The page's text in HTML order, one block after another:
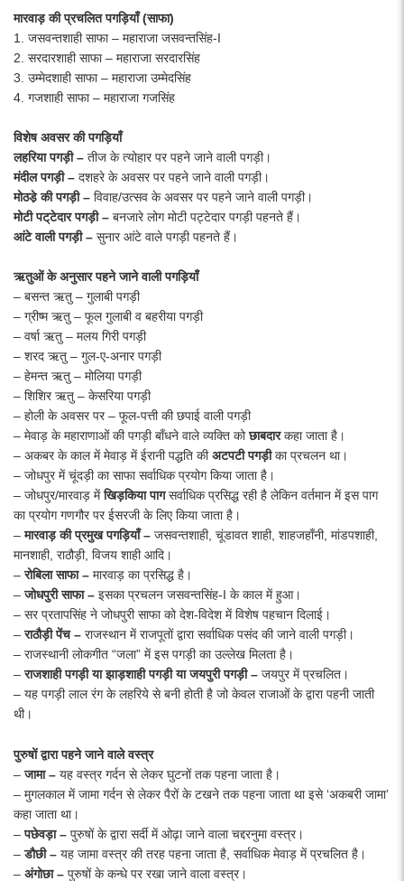
मारवाड़ की प्रचलित पगड़ियाँ (साफा)
1. जसवन्तशाही साफा – महाराजा जसवन्तसिंह-I
2. सरदारशाही साफा – महाराजा सरदारसिंह
3. उम्मेदशाही साफा – महाराजा उम्मेदसिंह
4. गजशाही साफा – महाराजा गजसिंह
विशेष अवसर की पगड़ियाँ
लहरिया पगड़ी – तीज के त्योहार पर पहने जाने वाली पगड़ी।
मंदील पगड़ी – दशहरे के अवसर पर पहने जाने वाली पगड़ी।
मोठडे़ की पगड़ी – विवाह/उत्सव के अवसर पर पहने जाने वाली पगड़ी।
मोटी पट्‌टेदार पगड़ी – बनजारे लोग मोटी पट्टेदार पगड़ी पहनते हैं।
आंटे वाली पगड़ी – सुनार आंटे वाले पगड़ी पहनते हैं।
ऋतुओं के अनुसार पहने जाने वाली पगड़ियाँ
– बसन्त ऋतु – गुलाबी पगड़ी
– ग्रीष्म ऋतु – फूल गुलाबी व बहरीया पगड़ी­
– वर्षा ऋतु – मलय गिरी पगड़ी
– शरद ऋतु – गुल-ए-अनार पगड़ी
– हेमन्त ऋतु – मोलिया पगड़ी
– शिशिर ऋतु – केसरिया पगड़ी
– होली के अवसर पर – फूल-पत्ती की छपाई वाली पगड़ी
– मेवाड़ के महाराणाओं की पगड़ी बाँधने वाले व्यक्ति कोछाबदारकहा जाता है।
– अकबर के काल में मेवाड़ में ईरानी पद्धति कीअटपटी पगड़ीका प्रचलन था।
– जोधपुर में चूंदड़ी का साफा सर्वाधिक प्रयोग किया जाता है।
– जोधपुर/मारवाड़ मेंखिड़किया पागसर्वाधिक प्रसिद्ध रही है लेकिन वर्तमान में इस पाग
का प्रयोग गणगौर पर ईसरजी के लिए किया जाता है।
–मारवाड़ की प्रमुख पगड़ियाँ– जसवन्तशाही, चूंडावत शाही, शाहजहाँनी, मांडपशाही,
मानशाही, राठौड़ी, विजय शाही आदि।
–रोबिला साफा– मारवाड़ का प्रसिद्ध है।
–जोधपुरी साफा– इसका प्रचलन जसवन्तसिंह-I के काल में हुआ।
– सर प्रतापसिंह ने जोधपुरी साफा को देश-विदेश में विशेष पहचान दिलाई।
–राठौड़ी पेंच– राजस्थान में राजपूतों द्वारा सर्वाधिक पसंद की जाने वाली पगड़ी।
– राजस्थानी लोकगीत “जला” में इस पगड़ी का उल्लेख मिलता है।
–राजशाही पगड़ी या झाड़शाही पगड़ी या जयपुरी पगड़ी– जयपुर में प्रचलित।
– यह पगड़ी लाल रंग के लहरिये से बनी होती है जो केवल राजाओं के द्वारा पहनी जाती
थी।
पुरुषों द्वारा पहने जाने वाले वस्त्र
–जामा– यह वस्त्र गर्दन से लेकर घुटनों तक पहना जाता है।
– मुगलकाल में जामा गर्दन से लेकर पैरों के टखने तक पहना जाता था इसे ‘अकबरी जामा’
कहा जाता था।
–पछेवड़ा– पुरुषों के द्वारा सर्दी में ओढ़ा जाने वाला चद्दरनुमा वस्त्र।
–डौछी– यह जामा वस्त्र की तरह पहना जाता है, सर्वाधिक मेवाड़ में प्रचलित है।
– अंगोछा– पुरुषों के कन्धे पर रखा जाने वाला वस्त्र।